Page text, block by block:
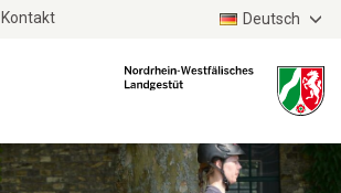
Kontakt Deutsch
WEBSITE